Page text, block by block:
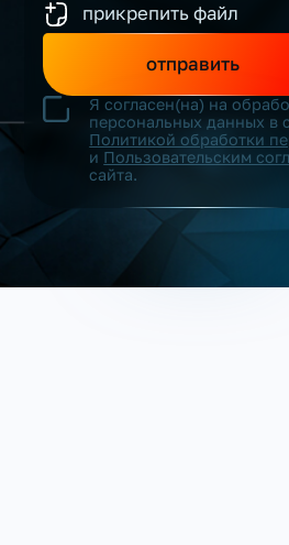
прикрепить файл
отправить
Я согласен(на) на
персональных данных в
Политикой обработки
и Пользовательским
сайта.